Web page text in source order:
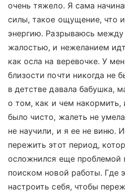
очень тяжело. Я сама
силы, такое ощущение, что
энергию. Разрываюсь между
жалостью, и нежеланием
как осла на веревочке. У
близости почти никогда не
в детстве давала бабушка,
о том, как и чем накормить,
было чисто, жалеть не
не научили, и я ее не виню.
пережить этот период,
осложнился еще проблемой
поиском новой работы. Где
настроить себя, чтобы